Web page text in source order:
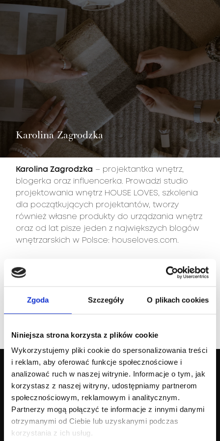
Zgoda Szczegóły O plikach cookies
Niniejsza strona korzysta z plików cookie
Wykorzystujemy pliki cookie do spersonalizowania treści
i reklam, aby oferować funkcje społecznościowe i
analizować ruch w naszej witrynie. Informacje o tym, jak
korzystasz z naszej witryny, udostępniamy partnerom
społecznościowym, reklamowym i analitycznym.
Partnerzy mogą połączyć te informacje z innymi danymi
otrzymanymi od Ciebie lub uzyskanymi podczas
korzystania z ich usług.
Nie masz produktów w ulubionych
Nie masz produktów w koszyku
Karolina Zagrodzka
Karolina Zagrodzka – projektantka wnętrz,
blogerka oraz influencerka. Prowadzi studio
projektowania wnętrz HOUSE LOVES, szkolenia
dla początkujących projektantów, tworzy
również własne produkty do urządzania wnętrz
oraz od lat pisze jeden z największych blogów
wnętrzarskich w Polsce: houseloves.com.
Karolina przekazuje swoją wiedzę pisząc wiele
artykułów i szczegółowych tutoriali DIY, oraz
pokazuje, jak łączyć funkcjonalność z pięknem.
Wnętrza HOUSE LOVES wyróżniają się
funkcjonalnością, elegancją, symetrią,
który jest rozpoznawalny w jej projektach.
Nasza marka
Poznaj Agnellę
Nasze dziedzictwo
Kolekcja
Dywany nowoczesne